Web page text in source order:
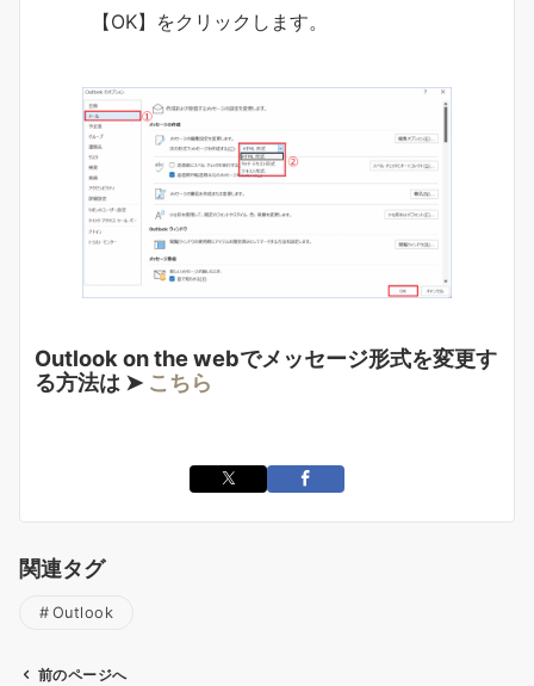
【OK】をクリックします。
Outlook on the webでメッセージ形式を変更す
る方法は ➤ こちら
関連タグ
Outlook
前のページへ